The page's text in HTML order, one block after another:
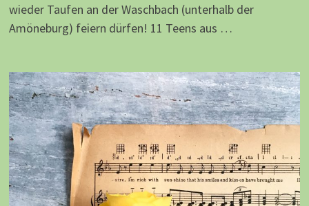
wieder Taufen an der Waschbach (unterhalb der
Amöneburg) feiern dürfen! 11 Teens aus …